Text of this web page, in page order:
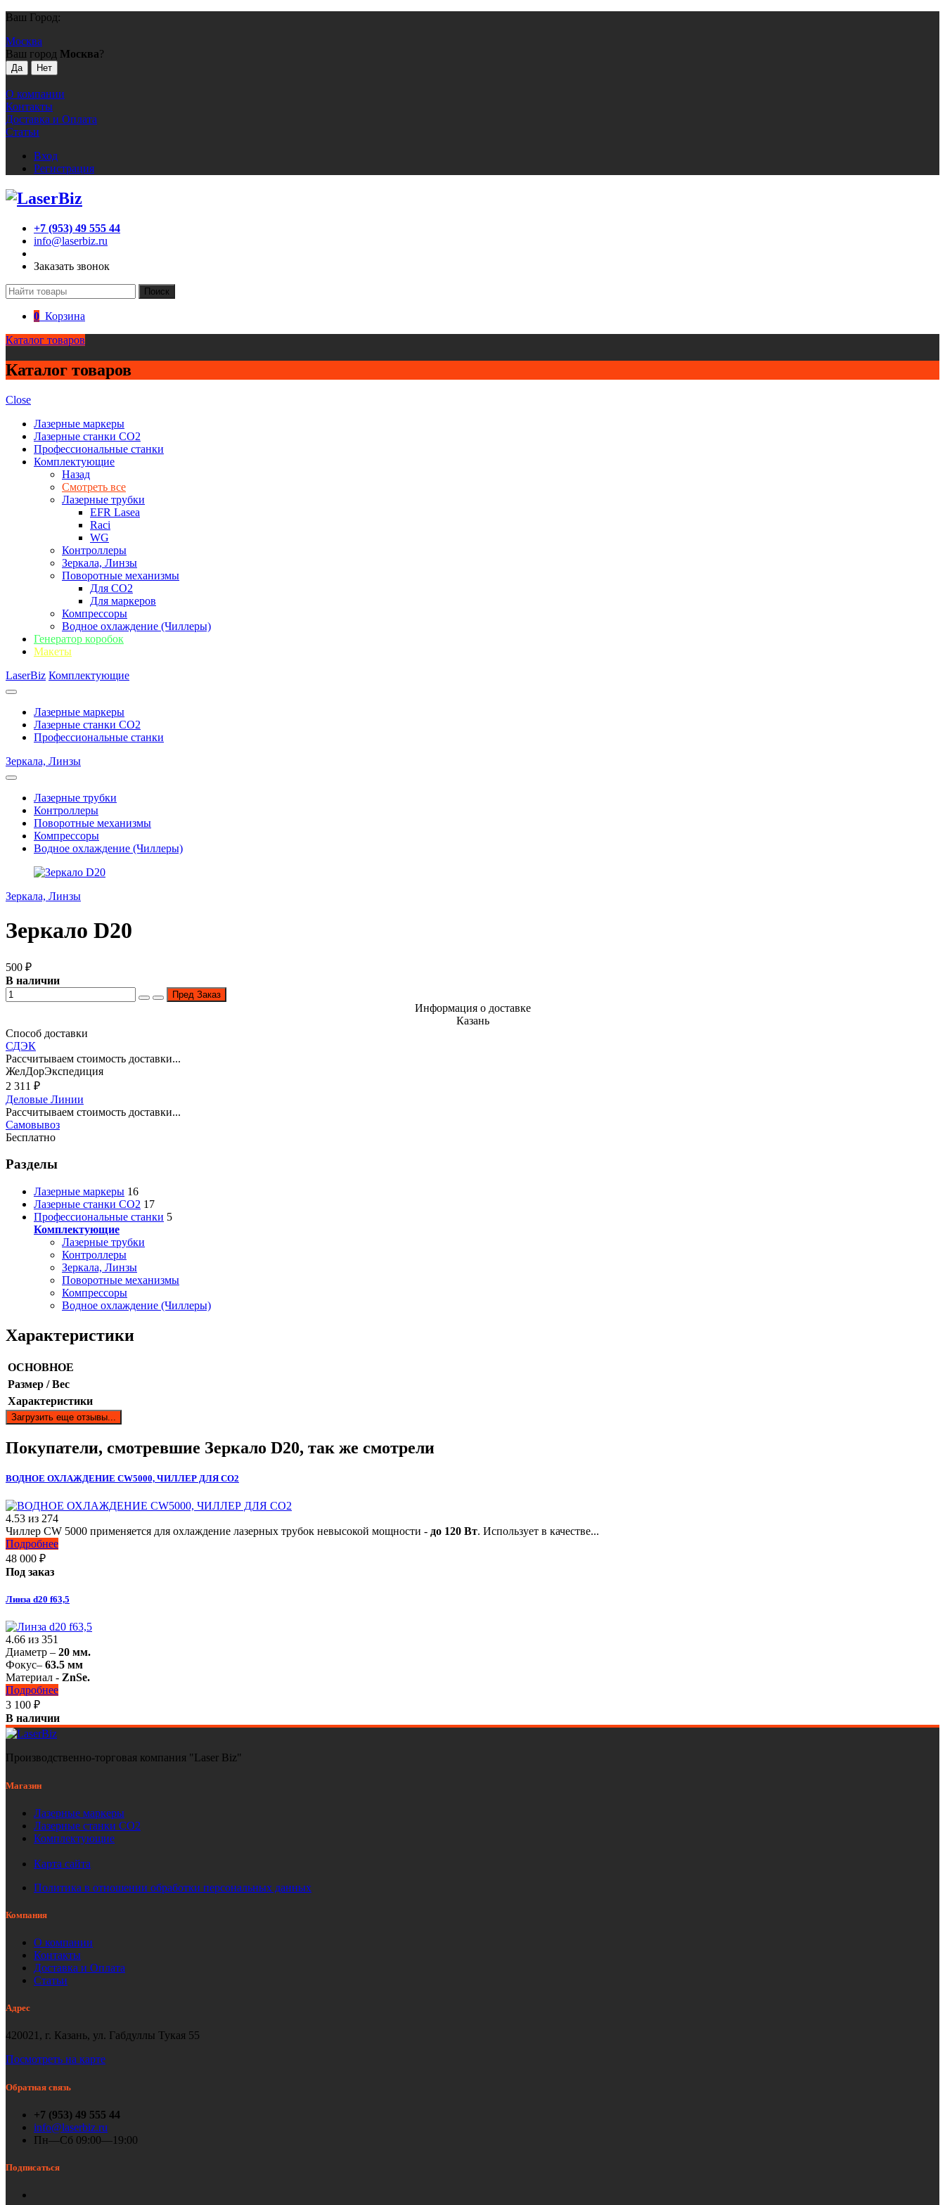
Ваш Город:
Москва
Ваш город Москва?
О компании
Контакты
Доставка и Оплата
Статьи
Вход
Регистрация
+7 (953) 49 555 44
info@laserbiz.ru
Заказать звонок
Поиск
0 Корзина
Каталог товаров
Каталог товаров
Close
Лазерные маркеры
Лазерные станки CO2
Профессиональные станки
Комплектующие
Назад
Смотреть все
Лазерные трубки
EFR Lasea
Raci
WG
Контроллеры
Зеркала, Линзы
Поворотные механизмы
Для CO2
Для маркеров
Компрессоры
Водное охлаждение (Чиллеры)
Генератор коробок
Макеты
LaserBiz Комплектующие
Лазерные маркеры
Лазерные станки CO2
Профессиональные станки
Зеркала, Линзы
Лазерные трубки
Контроллеры
Поворотные механизмы
Компрессоры
Водное охлаждение (Чиллеры)
Зеркала, Линзы
Зеркало D20
500 ₽
В наличии
Пред Заказ
Информация о доставке
Казань
Способ доставки
СДЭК
Рассчитываем стоимость доставки...
ЖелДорЭкспедиция
2 311 ₽
Деловые Линии
Рассчитываем стоимость доставки...
Самовывоз
Бесплатно
Разделы
Лазерные маркеры 16
Лазерные станки CO2 17
Профессиональные станки 5
Комплектующие
Лазерные трубки
Контроллеры
Зеркала, Линзы
Поворотные механизмы
Компрессоры
Водное охлаждение (Чиллеры)
Характеристики
ОСНОВНОЕ
Размер / Вес
Характеристики
Загрузить еще отзывы...
Покупатели, смотревшие Зеркало D20, так же смотрели
ВОДНОЕ ОХЛАЖДЕНИЕ CW5000, ЧИЛЛЕР ДЛЯ CO2
4.53 из 274
Чиллер CW 5000 применяется для охлаждение лазерных трубок невысокой мощности - до 120 Вт. Использует в качестве...
Подробнее
48 000 ₽
Под заказ
Линза d20 f63,5
4.66 из 351
Диаметр – 20 мм.
Фокус– 63.5 мм
Материал - ZnSe.
Подробнее
3 100 ₽
В наличии
Производственно-торговая компания "Laser Biz"
Магазин
Лазерные маркеры
Лазерные станки СО2
Комплектующие
Карта сайта
Политика в отношении обработки персональных данных
Компания
О компании
Контакты
Доставка и Оплата
Статьи
Адрес
420021, г. Казань, ул. Габдуллы Тукая 55
Посмотреть на карте
Обратная связь
+7 (953) 49 555 44
info@laserbiz.ru
Пн—Сб 09:00—19:00
Подписаться